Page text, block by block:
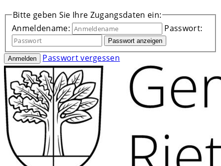
Bitte geben Sie Ihre Zugangsdaten ein:
Anmeldename:
Passwort:
Passwort anzeigen
Anmelden Passwort vergessen